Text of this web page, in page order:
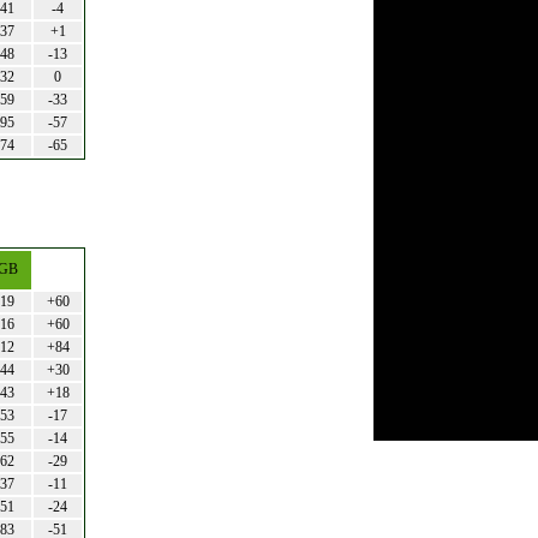
41
-4
37
+1
48
-13
32
0
59
-33
95
-57
74
-65
19
+60
16
+60
12
+84
44
+30
43
+18
53
-17
55
-14
62
-29
37
-11
51
-24
83
-51